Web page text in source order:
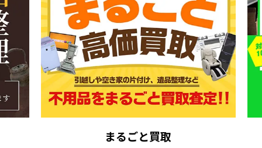
まるごと買取